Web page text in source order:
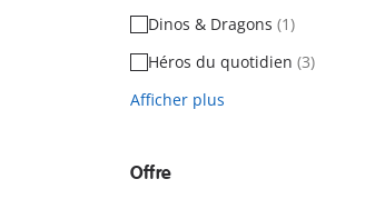
Dinos & Dragons (1)
Héros du quotidien (3)
Afficher plus
Offre